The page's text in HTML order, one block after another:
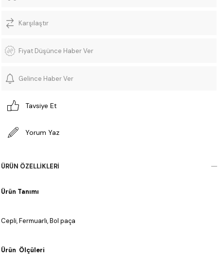
Karşılaştır
Fiyat Düşünce Haber Ver
Gelince Haber Ver
Tavsiye Et
Yorum Yaz
ÜRÜN ÖZELLIKLERI
Ürün Tanımı
Cepli, Fermuarlı, Bol paça
Ürün Ölçüleri